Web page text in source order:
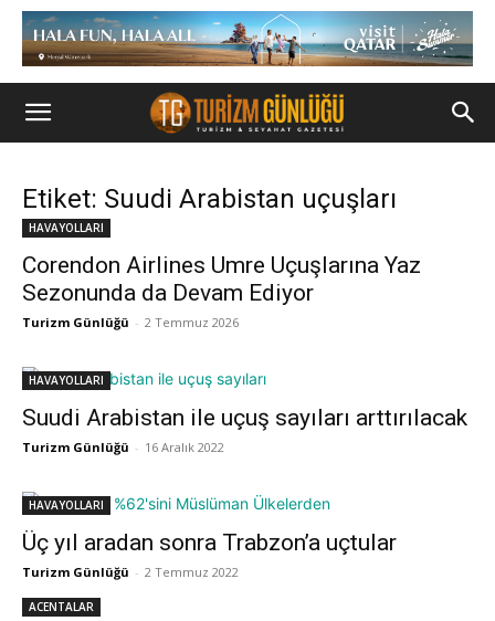
Etiket: Suudi Arabistan uçuşları
HAVAYOLLARI
Corendon Airlines Umre Uçuşlarına Yaz
Sezonunda da Devam Ediyor
Turizm Günlüğü - 2 Temmuz 2026
HAVAYOLLARI
Suudi Arabistan ile uçuş sayıları arttırılacak
Turizm Günlüğü - 16 Aralık 2022
HAVAYOLLARI
Üç yıl aradan sonra Trabzon’a uçtular
Turizm Günlüğü - 2 Temmuz 2022
ACENTALAR